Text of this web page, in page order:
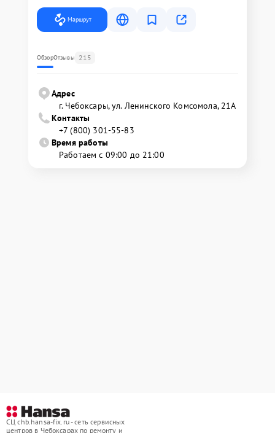
Маршрут
ОбзорОтзывы 215
Адрес
г. Чебоксары, ул. Ленинского Комсомола, 21А
Контакты
+7 (800) 301-55-83
Время работы
Работаем с 09:00 до 21:00
СЦ chb.hansa-fix.ru - сеть сервисных
центров в Чебоксарах по ремонту и